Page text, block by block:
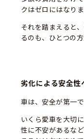
クはゼロにはなりま
それを踏まえると
るのも、ひとつの方
劣化による安全性
車は、安全が第一で
いくら愛車を大切
性に不安があるな